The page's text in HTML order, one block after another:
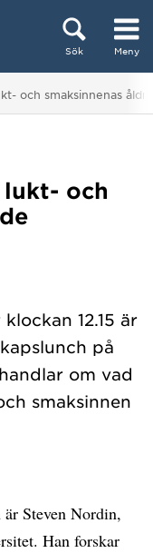
Sök Meny
och smaksinnenas
lukt- och
12.15 är
på
om vad
smaksinnen
är Steven Nordin,
Han forskar